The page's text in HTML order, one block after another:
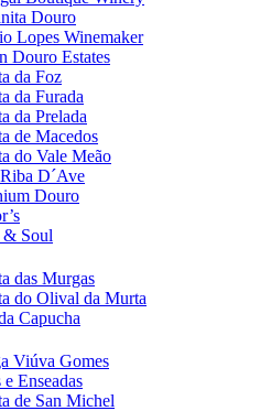
Douro
Lopes Winemaker
Douro Estates
da Foz
da Furada
da Prelada
de Macedos
do Vale Meão
D´Ave
Douro
& Soul
das Murgas
do Olival da Murta
Capucha
Viúva Gomes
e Enseadas
de San Michel